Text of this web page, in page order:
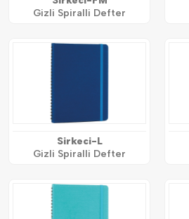
Gizli Spiralli Defter
Sirkeci-L
Gizli Spiralli Defter